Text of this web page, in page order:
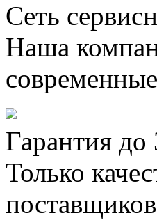
Сеть
Наша
Гарантия до
Только
поставщиков